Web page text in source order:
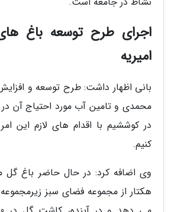
اجرای طرح توسعه باغ
امیریه
بانی اظهار داشت: طرح توسعه و
محمدی و تامین آب مورد احتیاج آن
در کوششیم با اقدام های لازم این
کنیم.
وی اضافه کرد: در حال حاضر باغ
هکتار از مجموعه فضای سبز